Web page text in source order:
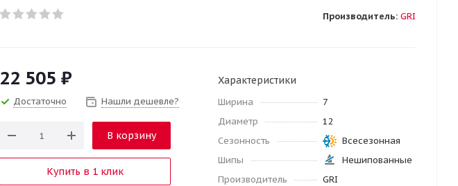
Производитель: GRI
22 505 ₽
Достаточно Нашли дешевле?
В корзину
Купить в 1 клик
Характеристики
Ширина
7
Диаметр
12
Сезонность
Всесезонная
Шипы
Нешипованные
Производитель
GRI